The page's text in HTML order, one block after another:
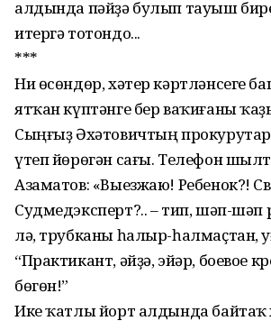
алдында пәйҙә булып тауыш
итергә тотондо...
***
Ни өсөндөр, хәтер кәртләнсеге
ятҡан күптәнге бер ваҡиғаны
Сыңғыҙ Әхәтовичтың
үтеп йөрөгән сағы. Телефон
Азаматов: «Выезжаю! Ребенок?!
Судмедэксперт?.. – тип, шәп-шәп
лә, трубканы һалыр-һалмаҫтан,
“Практикант, әйҙә, эйәр, боевое
бөгөн!”
Ике ҡатлы йорт алдында